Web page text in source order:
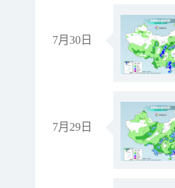
7月30日
7月29日